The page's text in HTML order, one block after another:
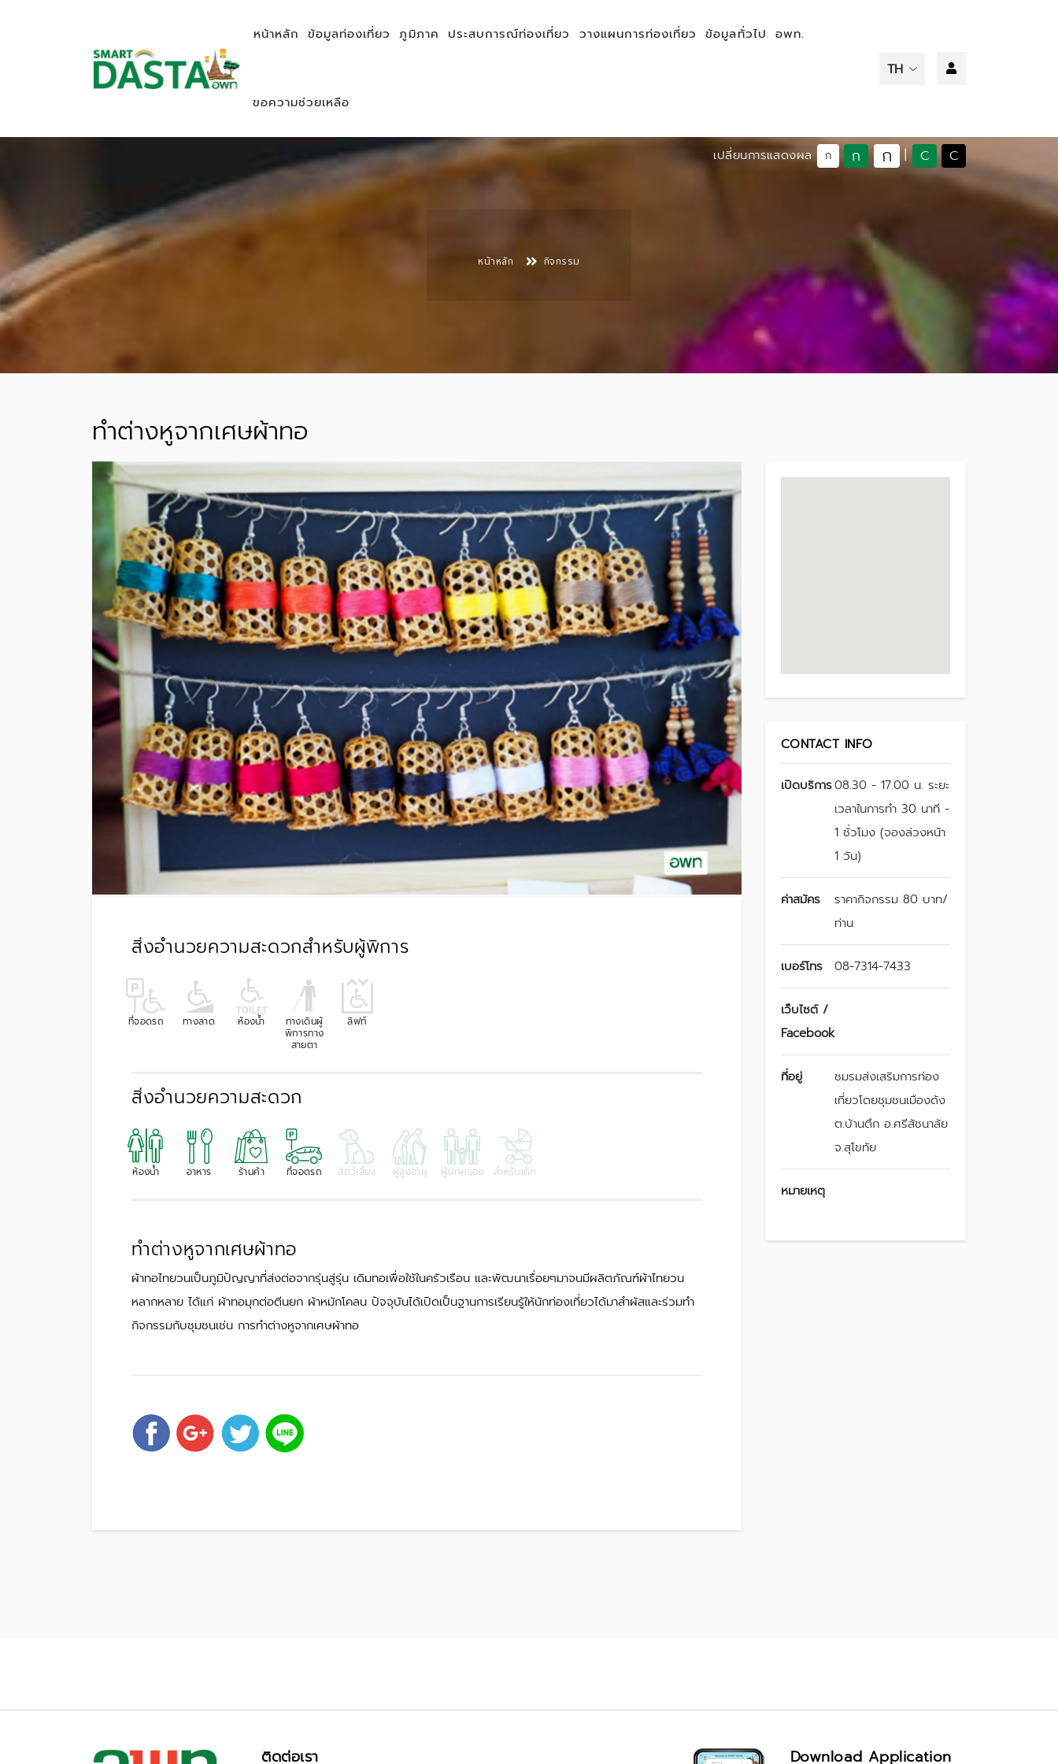
หน้าหลัก ข้อมูลท่องเที่ยว ภูมิภาค ประสบการณ์ท่องเที่ยว วางแผนการท่องเที่ยว ข้อมูลทั่วไป อพท.
ขอความช่วยเหลือ
เปลี่ยนการแสดงผล ก ก ก | C C
หน้าหลัก กิจกรรม
ทำต่างหูจากเศษผ้าทอ
สิ่งอำนวยความสะดวกสำหรับผู้พิการ
ที่จอดรถ ทางลาด ห้องน้ำ
ทางเดินผู้
พิการทาง
สายตา
ลิฟท์
สิ่งอำนวยความสะดวก
ห้องน้ำ อาหาร ร้านค้า ที่จอดรถ สัตว์เลี้ยง ผู้สูงอายุ ผู้ปกครอง สำหรับเด็ก
ทำต่างหูจากเศษผ้าทอ
ผ้าทอไทยวนเป็นภูมิปัญญาที่ส่งต่อจากรุ่นสู่รุ่น เดิมทอเพื่อใช้ในครัวเรือน และพัฒนาเรื่อยๆมาจนมีผลิตภัณฑ์ผ้าไทยวน
หลากหลาย ได้แก่ ผ้าทอมุกต่อตีนยก ผ้าหมักโคลน ปัจจุบันได้เปิดเป็นฐานการเรียนรู้ให้นักท่องเที่ยวได้มาสำผัสและร่วมทำ
กิจกรรมกับชุมชนเช่น การทำต่างหูจากเศษผ้าทอ
CONTACT INFO
เปิดบริการ08.30 - 17.00 น. ระยะ
เวลาในการทำ 30 นาที -
1 ชั่วโมง (จองล่วงหน้า
1 วัน)
ค่าสมัคร
ราคากิจกรรม 80 บาท/
ท่าน
เบอร์โทร 08-7314-7433
เว็บไซต์ /
Facebook
ที่อยู่
ชมรมส่งเสริมการท่อง
เที่ยวโดยชุมชนเมืองด้ง
ต.บ้านตึก อ.ศรีสัชนาลัย
จ.สุโขทัย
หมายเหตุ
ติดต่อเรา Download Application